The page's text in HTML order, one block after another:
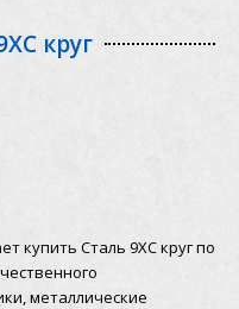
круг
купить Сталь 9ХС круг по
металлические